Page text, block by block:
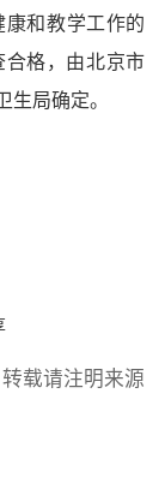
和教学工作的
格，由北京市
局确定。
转载请注明来源